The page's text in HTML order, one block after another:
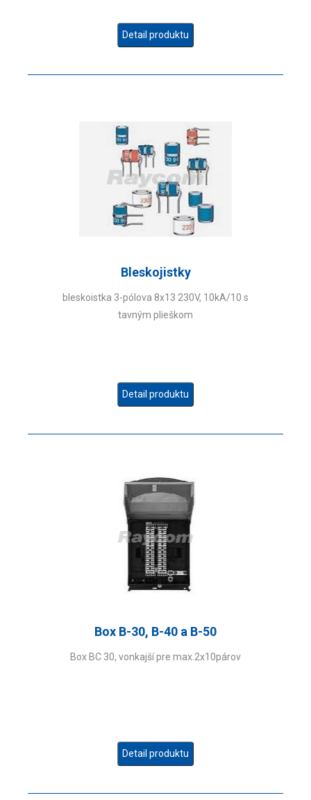
Detail produktu
Bleskojistky
bleskoistka 3-pólova 8x13 230V, 10kA/10 s
tavným plieškom
Detail produktu
Box B-30, B-40 a B-50
Box BC 30, vonkajší pre max.2x10párov
Detail produktu